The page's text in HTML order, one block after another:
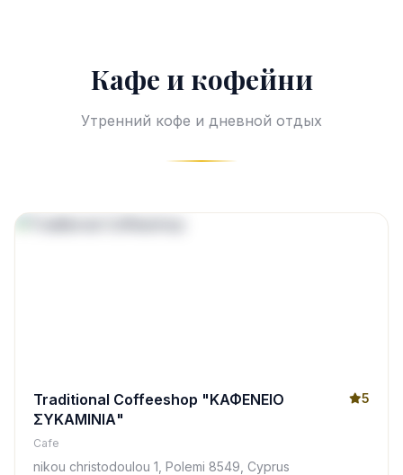
Кафе и кофейни
Утренний кофе и дневной отдых
Traditional Coffeeshop "ΚΑΦΕΝΕΙΟ
ΣΥΚΑΜΙΝΙΑ"
5
Cafe
nikou christodoulou 1, Polemi 8549, Cyprus